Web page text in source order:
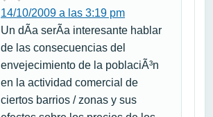
14/10/2009 a las 3:19 pm
Un dÃ­a serÃ­a interesante hablar
de las consecuencias del
envejecimiento de la poblaciÃ³n
en la actividad comercial de
ciertos barrios / zonas y sus